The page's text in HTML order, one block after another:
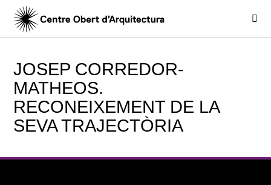
JOSEP CORREDOR-
MATHEOS.
RECONEIXEMENT DE LA
SEVA TRAJECTÒRIA